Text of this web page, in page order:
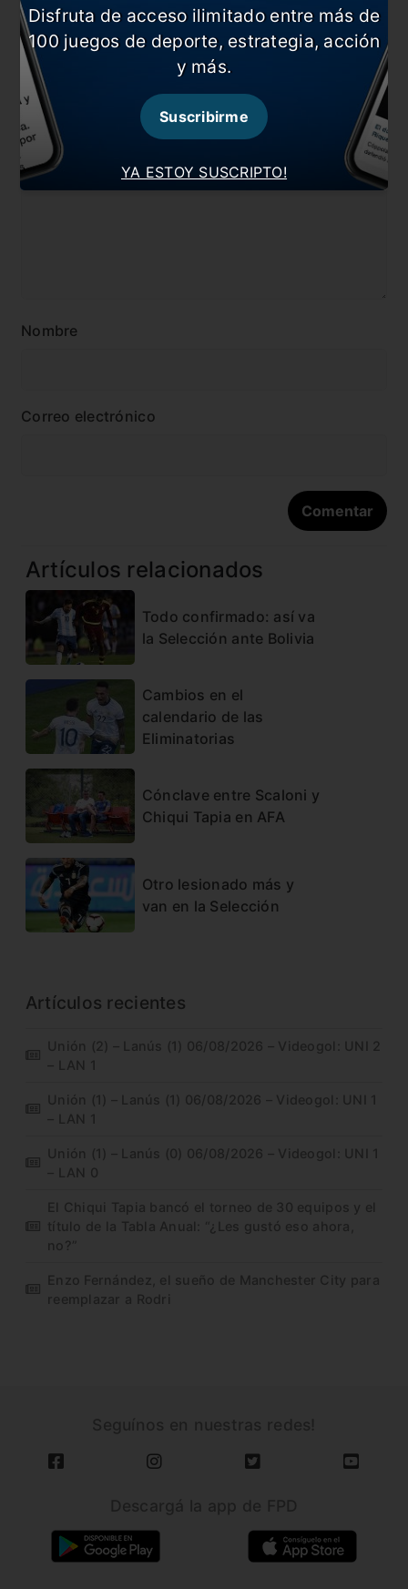
#Lionel Scaloni #Noticia
#Selección #Villarreal
Comentarios
Dejá tu opinión acá!
Nombre
Correo electrónico
Artículos relacionados
Todo confirmado: así va
la Selección ante Bolivia
Cambios en el
calendario de las
Eliminatorias
Cónclave entre Scaloni y
Chiqui Tapia en AFA
Otro lesionado más y
van en la Selección
Artículos recientes
Unión (2) – Lanús (1) 06/08/2026 – Videogol: UNI 2
– LAN 1
Unión (1) – Lanús (1) 06/08/2026 – Videogol: UNI 1
– LAN 1
Unión (1) – Lanús (0) 06/08/2026 – Videogol: UNI 1
– LAN 0
El Chiqui Tapia bancó el torneo de 30 equipos y el
título de la Tabla Anual: “¿Les gustó eso ahora,
no?”
Enzo Fernández, el sueño de Manchester City para
reemplazar a Rodri
YA ESTOY SUSCRIPTO!
Disfruta de acceso ilimitado entre más de
100 juegos de deporte, estrategia, acción
y más.
Suscribirme